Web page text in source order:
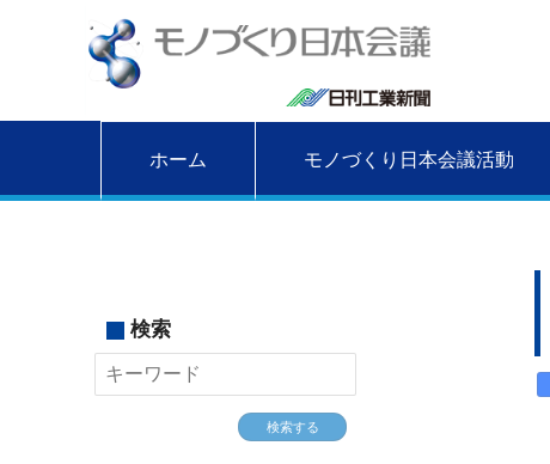
ホーム モノづくり日本会議活動
検索
検索する